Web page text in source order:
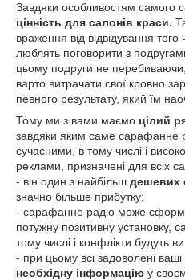
Завдяки особливостям самого
цінність для салонів краси.
враження від відвідування
люблять поговорити з
цьому подруги не
варто витрачати свої кровно
певного результату, який їм
Тому ми з вами маємо цілий
завдяки яким саме сарафанне
сучасними, в тому числі і
реклами, призначені для всіх
- він один з найбільш дешевих
значно більше прибутку;
- сарафанне радіо може
потужну позитивну установку,
тому числі і конфлікти будуть
- при цьому всі задоволені ваші
необхідну інформацію у